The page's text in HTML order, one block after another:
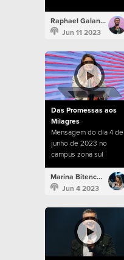
Raphael Galante
Jun 11 2023
Das Promessas aos
Milagres
Mensagem do dia 4 de
junho de 2023 no
campus zona sul
Marina Bitencourt
Jun 4 2023